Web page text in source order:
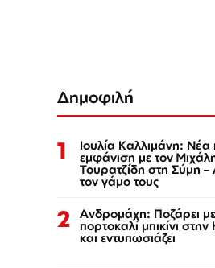
Δημοφιλή
1 Ιουλία Καλλιμάνη: Νέα
εμφάνιση με τον
Τουρατζίδη στη Σύμη –
τον γάμο τους
2 Ανδρομάχη: Ποζάρει με
πορτοκαλί μπικίνι
και εντυπωσιάζει